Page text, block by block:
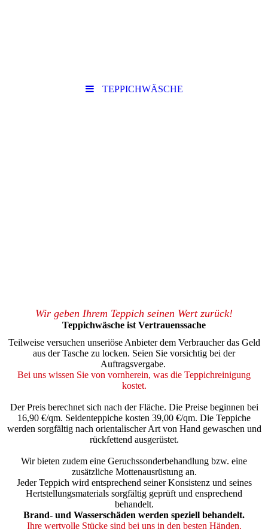
TEPPICHWÄSCHE
Wir geben Ihrem Teppich seinen Wert zurück!
Teppichwäsche ist Vertrauenssache
Teilweise versuchen unseriöse Anbieter dem Verbraucher das Geld
aus der Tasche zu locken. Seien Sie vorsichtig bei der
Auftragsvergabe.
Bei uns wissen Sie von vornherein, was die Teppichreinigung
kostet.
Der Preis berechnet sich nach der Fläche. Die Preise beginnen bei
16,90 €/qm. Seidenteppiche kosten 39,00 €/qm. Die Teppiche
werden sorgfältig nach orientalischer Art von Hand gewaschen und
rückfettend ausgerüstet.
Wir bieten zudem eine Geruchssonderbehandlung bzw. eine
zusätzliche Mottenausrüstung an.
Jeder Teppich wird entsprechend seiner Konsistenz und seines
Hertstellungsmaterials sorgfältig geprüft und ensprechend
behandelt.
Brand- und Wasserschäden werden speziell behandelt.
Ihre wertvolle Stücke sind bei uns in den besten Händen.